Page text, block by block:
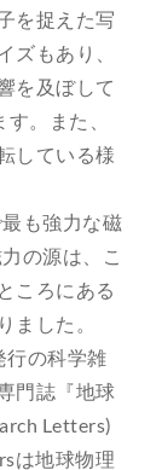
を捉えた写
ズもあり、
を及ぼして
。また、
している様
も強力な磁
の源は、こ
ころにある
ました。
行の科学雑
門誌『地球
Letters)
は地球物理